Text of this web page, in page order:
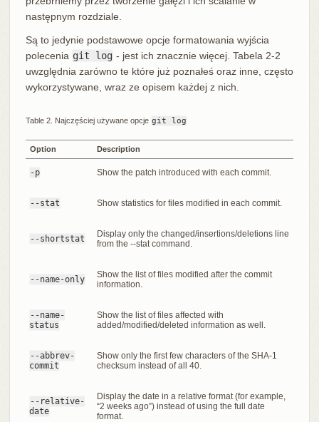
następnym rozdziale.
Są to jedynie podstawowe opcje formatowania wyjścia
polecenia git log - jest ich znacznie więcej. Tabela 2-2
uwzględnia zarówno te które już poznałeś oraz inne, często
wykorzystywane, wraz ze opisem każdej z nich.
Table 2. Najczęściej używane opcje git log
Option Description
-p Show the patch introduced with each commit.
--stat Show statistics for files modified in each commit.
--shortstat
Display only the changed/insertions/deletions line
from the --stat command.
--name-only
Show the list of files modified after the commit
information.
--name-
status
Show the list of files affected with
added/modified/deleted information as well.
--abbrev-
commit
Show only the first few characters of the SHA-1
checksum instead of all 40.
--relative-
date
Display the date in a relative format (for example,
“2 weeks ago”) instead of using the full date
format.